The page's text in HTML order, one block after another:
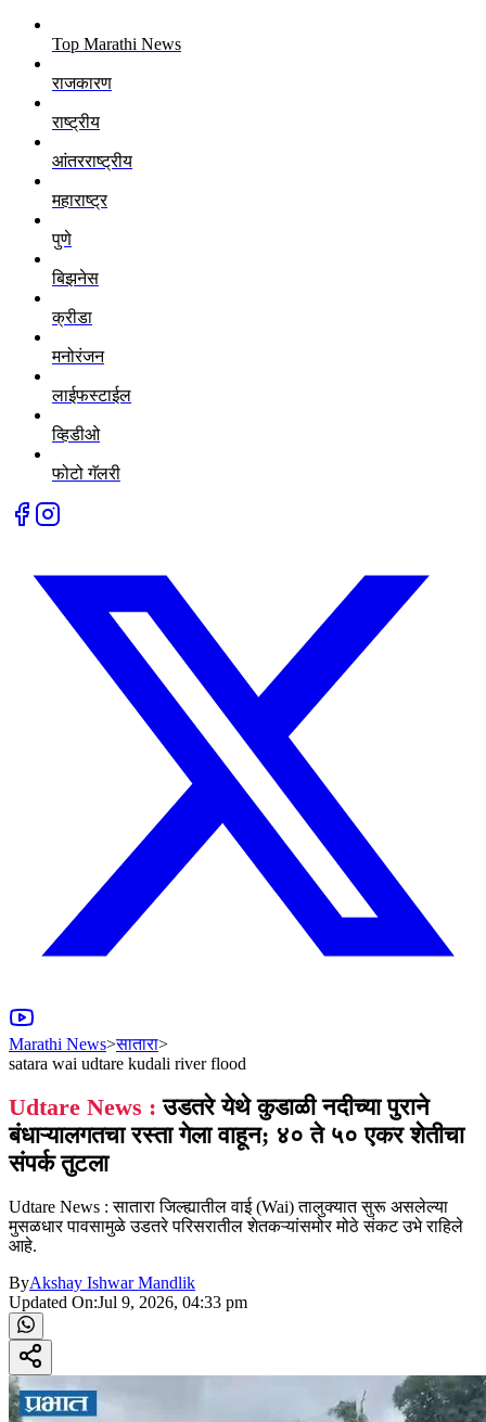
Top Marathi News
राजकारण
राष्ट्रीय
आंतरराष्ट्रीय
महाराष्ट्र
पुणे
बिझनेस
क्रीडा
मनोरंजन
लाईफस्टाईल
व्हिडीओ
फोटो गॅलरी
Marathi News>सातारा>
satara wai udtare kudali river flood
Udtare News : उडतरे येथे कुडाळी नदीच्या पुराने
बंधाऱ्यालगतचा रस्ता गेला वाहून; ४० ते ५० एकर शेतीचा
संपर्क तुटला
Udtare News : सातारा जिल्ह्यातील वाई (Wai) तालुक्यात सुरू असलेल्या
मुसळधार पावसामुळे उडतरे परिसरातील शेतकऱ्यांसमोर मोठे संकट उभे राहिले
आहे.
ByAkshay Ishwar Mandlik
Updated On:Jul 9, 2026, 04:33 pm